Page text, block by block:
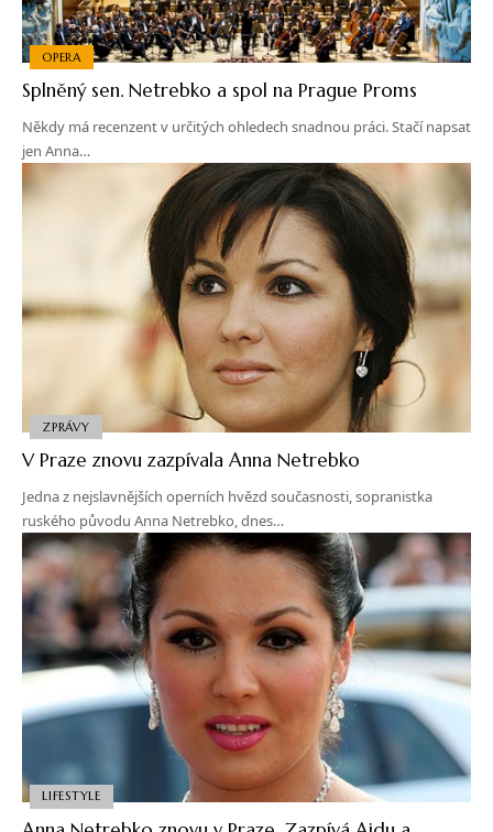
OPERA
Splněný sen. Netrebko a spol na Prague Proms
Někdy má recenzent v určitých ohledech snadnou práci. Stačí napsat
jen Anna…
ZPRÁVY
V Praze znovu zazpívala Anna Netrebko
Jedna z nejslavnějších operních hvězd současnosti, sopranistka
ruského původu Anna Netrebko, dnes…
LIFESTYLE